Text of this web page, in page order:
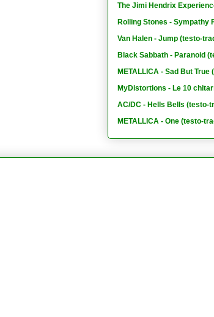
The Jimi Hendrix
Rolling Stones - Sympathy
Van Halen - Jump (testo-
Black Sabbath - Paranoid
METALLICA - Sad But
MyDistortions - Le 10
AC/DC - Hells Bells (testo-
METALLICA - One (testo-